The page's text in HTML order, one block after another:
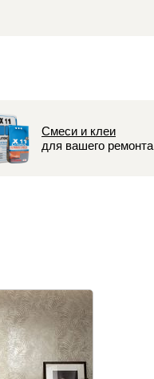
Смеси и клеи
для вашего ремонта